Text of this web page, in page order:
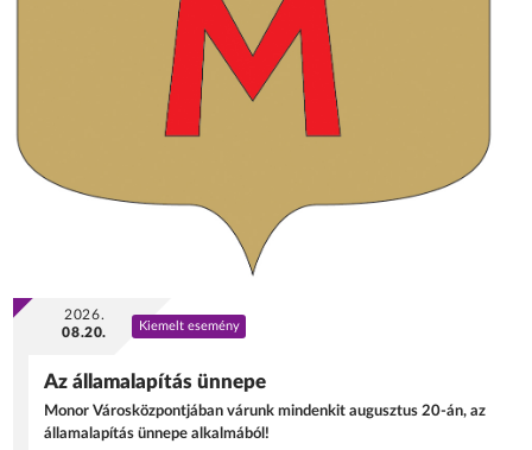
2026.
08.20.
Kiemelt esemény
Az államalapítás ünnepe
Monor Városközpontjában várunk mindenkit augusztus 20-án, az
államalapítás ünnepe alkalmából!